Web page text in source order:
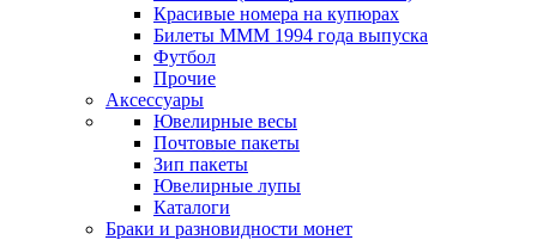
Красивые номера на купюрах
Билеты МММ 1994 года выпуска
Футбол
Прочие
Аксессуары
Ювелирные весы
Почтовые пакеты
Зип пакеты
Ювелирные лупы
Каталоги
Браки и разновидности монет